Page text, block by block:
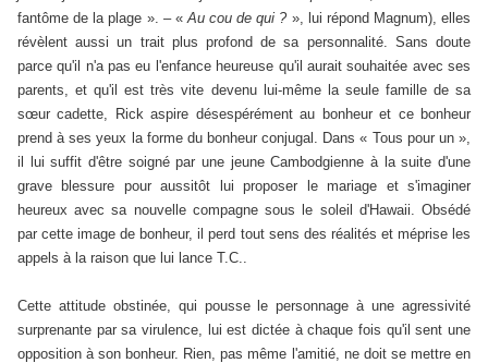
fantôme de la plage ». – « Au cou de qui ?», lui répond Magnum), elles
révèlent aussi un trait plus profond de sa personnalité. Sans doute
parce qu'il n'a pas eu l'enfance heureuse qu'il aurait souhaitée avec ses
parents, et qu'il est très vite devenu lui-même la seule famille de sa
sœur cadette, Rick aspire désespérément au bonheur et ce bonheur
prend à ses yeux la forme du bonheur conjugal. Dans « Tous pour un »,
il lui suffit d'être soigné par une jeune Cambodgienne à la suite d'une
grave blessure pour aussitôt lui proposer le mariage et s'imaginer
heureux avec sa nouvelle compagne sous le soleil d'Hawaii. Obsédé
par cette image de bonheur, il perd tout sens des réalités et méprise les
appels à la raison que lui lance T.C..
Cette attitude obstinée, qui pousse le personnage à une agressivité
surprenante par sa virulence, lui est dictée à chaque fois qu'il sent une
opposition à son bonheur. Rien, pas même l'amitié, ne doit se mettre en